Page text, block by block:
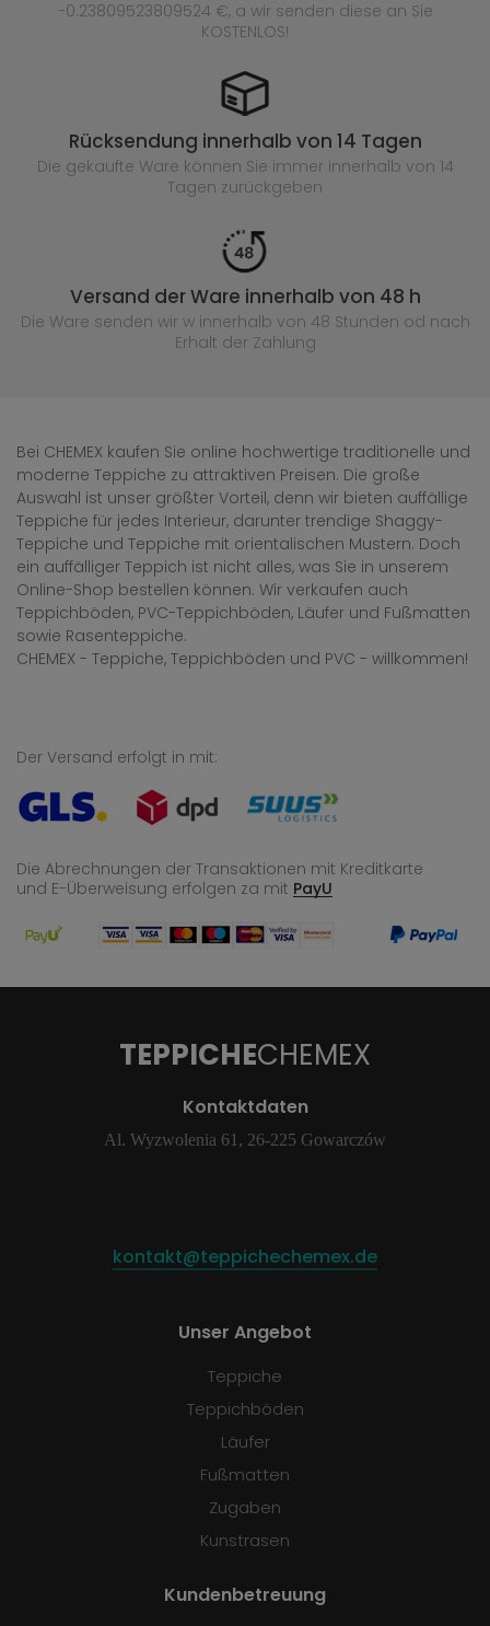
-0.23809523809524 €, a wir senden diese an Sie
KOSTENLOS!
Rücksendung innerhalb von 14 Tagen
Die gekaufte Ware können Sie immer innerhalb von 14
Tagen zurückgeben
Versand der Ware innerhalb von 48 h
Die Ware senden wir w innerhalb von 48 Stunden od nach
Erhalt der Zahlung
Bei CHEMEX kaufen Sie online hochwertige traditionelle und
moderne Teppiche zu attraktiven Preisen. Die große
Auswahl ist unser größter Vorteil, denn wir bieten auffällige
Teppiche für jedes Interieur, darunter trendige Shaggy-
Teppiche und Teppiche mit orientalischen Mustern. Doch
ein auffälliger Teppich ist nicht alles, was Sie in unserem
Online-Shop bestellen können. Wir verkaufen auch
Teppichböden, PVC-Teppichböden, Läufer und Fußmatten
sowie Rasenteppiche.
CHEMEX - Teppiche, Teppichböden und PVC - willkommen!
Der Versand erfolgt in mit:
Die Abrechnungen der Transaktionen mit Kreditkarte
und E-Überweisung erfolgen za mit PayU
TEPPICHECHEMEX
Kontaktdaten
Al. Wyzwolenia 61, 26-225 Gowarczów
kontakt@teppichechemex.de
Unser Angebot
Teppiche
Teppichböden
Läufer
Fußmatten
Zugaben
Kunstrasen
Kundenbetreuung